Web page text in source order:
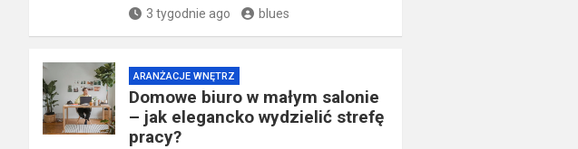
3 tygodnie ago blues
ARANŻACJE WNĘTRZ
Domowe biuro w małym salonie
– jak elegancko wydzielić strefę
pracy?